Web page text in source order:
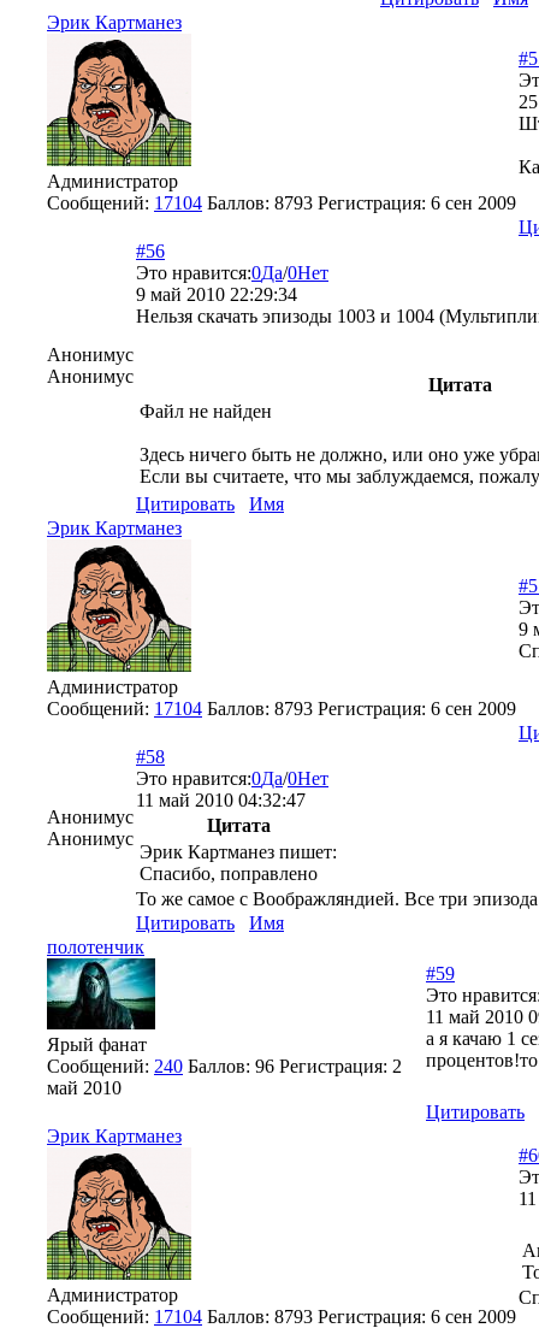
Эрик Картманез
Администратор
Сообщений: 17104 Баллов: 8793 Регистрация: 6 сен 2009
Анонимус
Анонимус
#56
Это нравится:0Да/0Нет
9 май 2010 22:29:34
Нельзя скачать эпизоды 1003 и 1004
Цитата
Файл не найден
Здесь ничего быть не должно, или оно уже
Если вы считаете, что мы заблуждаемся,
Цитировать
Имя
Эрик Картманез
Администратор
Сообщений: 17104 Баллов: 8793 Регистрация: 6 сен 2009
9
Анонимус
Анонимус
#58
Это нравится:0Да/0Нет
11 май 2010 04:32:47
Цитата
Эрик Картманез пишет:
Спасибо, поправлено
То же самое с Воображляндией. Все три эпизода
Цитировать
Имя
полотенчик
Ярый фанат
Сообщений: 240 Баллов: 96 Регистрация: 2
май 2010
#59
Это
11 май 2010
а я качаю 1
Цитировать
Эрик Картманез
Администратор
Сообщений: 17104 Баллов: 8793 Регистрация: 6 сен 2009